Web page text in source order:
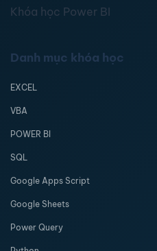
Khóa học Power BI
Danh mục khóa học
EXCEL
VBA
POWER BI
SQL
Google Apps Script
Google Sheets
Power Query